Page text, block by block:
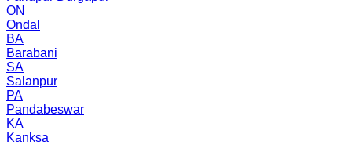
ON
Ondal
BA
Barabani
SA
Salanpur
PA
Pandabeswar
KA
Kanksa